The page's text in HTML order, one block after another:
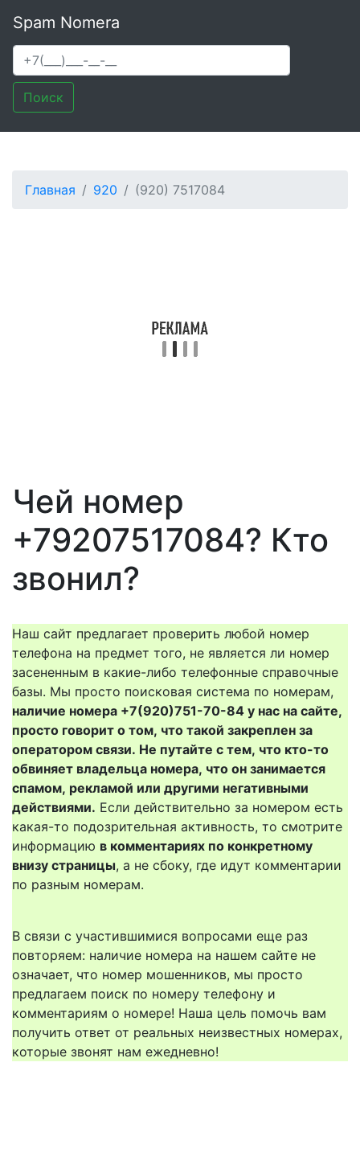
Spam Nomera
Поиск
Главная 920 (920) 7517084
Чей номер
+79207517084? Кто
звонил?
Наш сайт предлагает проверить любой номер
телефона на предмет того, не является ли номер
засененным в какие-либо телефонные справочные
базы. Мы просто поисковая система по номерам,
наличие номера +7(920)751-70-84 у нас на сайте,
просто говорит о том, что такой закреплен за
оператором связи. Не путайте с тем, что кто-то
обвиняет владельца номера, что он занимается
спамом, рекламой или другими негативными
действиями. Если действительно за номером есть
какая-то подозрительная активность, то смотрите
информацию в комментариях по конкретному
внизу страницы, а не сбоку, где идут комментарии
по разным номерам.
В связи с участившимися вопросами еще раз
повторяем: наличие номера на нашем сайте не
означает, что номер мошенников, мы просто
предлагаем поиск по номеру телефону и
комментариям о номере! Наша цель помочь вам
получить ответ от реальных неизвестных номерах,
которые звонят нам ежедневно!